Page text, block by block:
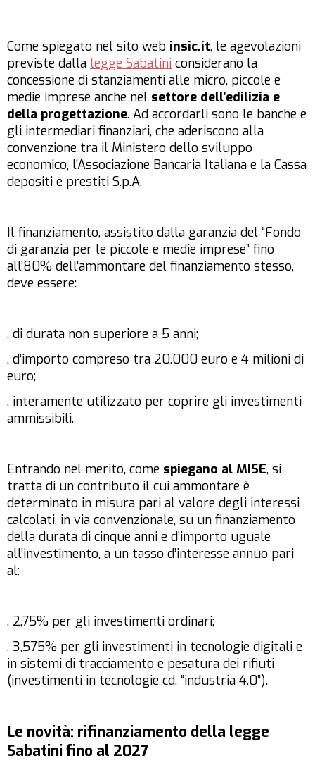
Come spiegato nel sito web insic.it, le agevolazioni
previste dalla legge Sabatini considerano la
concessione di stanziamenti alle micro, piccole e
medie imprese anche nel settore dell’edilizia e
della progettazione. Ad accordarli sono le banche e
gli intermediari finanziari, che aderiscono alla
convenzione tra il Ministero dello sviluppo
economico, l’Associazione Bancaria Italiana e la Cassa
depositi e prestiti S.p.A.
Il finanziamento, assistito dalla garanzia del “Fondo
di garanzia per le piccole e medie imprese” fino
all’80% dell’ammontare del finanziamento stesso,
deve essere:
. di durata non superiore a 5 anni;
. d’importo compreso tra 20.000 euro e 4 milioni di
euro;
. interamente utilizzato per coprire gli investimenti
ammissibili.
Entrando nel merito, come spiegano al MISE, si
tratta di un contributo il cui ammontare è
determinato in misura pari al valore degli interessi
calcolati, in via convenzionale, su un finanziamento
della durata di cinque anni e d’importo uguale
all’investimento, a un tasso d’interesse annuo pari
al:
. 2,75% per gli investimenti ordinari;
. 3,575% per gli investimenti in tecnologie digitali e
in sistemi di tracciamento e pesatura dei rifiuti
(investimenti in tecnologie cd. “industria 4.0”).
Le novità: rifinanziamento della legge
Sabatini fino al 2027